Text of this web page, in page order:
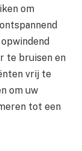
om
te bruisen en
vrij te
om uw
tot een